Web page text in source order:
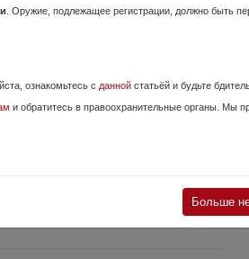
4 Июня, в 14:16
вообще. Настрел минимальный,
а не стенд, тарелки...
лицензии на приобретение
48А охотник-...
. Оружие, подлежащее регистрации, должно быть
ознакомьтесь с данной статьёй и будьте
и обратитесь в правоохранительные органы. Мы
Больше